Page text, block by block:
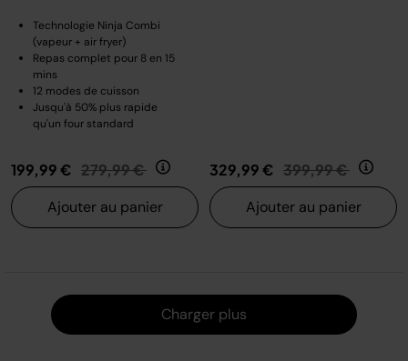
Technologie Ninja Combi
(vapeur + air fryer)
Repas complet pour 8 en 15
mins
12 modes de cuisson
Jusqu'à 50% plus rapide
qu'un four standard
199,99 € Prix réduit de
279,99 € au
Ajouter au panier
329,99 € Prix réduit de
399,99 € au
Ajouter au panier
Charger plus